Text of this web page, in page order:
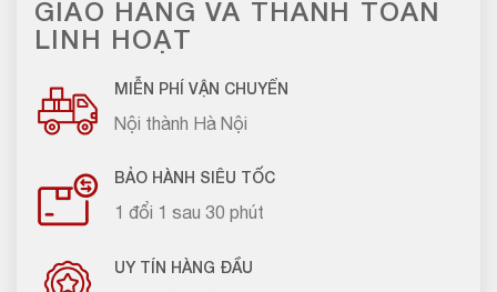
GIAO HÀNG VÀ THANH TOÁN
LINH HOẠT
MIỄN PHÍ VẬN CHUYỂN
Nội thành Hà Nội
BẢO HÀNH SIÊU TỐC
1 đổi 1 sau 30 phút
UY TÍN HÀNG ĐẦU